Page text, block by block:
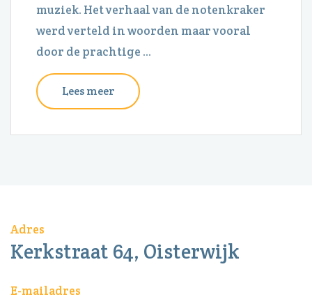
muziek. Het verhaal van de notenkraker
werd verteld in woorden maar vooral
door de prachtige ...
Lees meer
Adres
Kerkstraat 64, Oisterwijk
E-mailadres